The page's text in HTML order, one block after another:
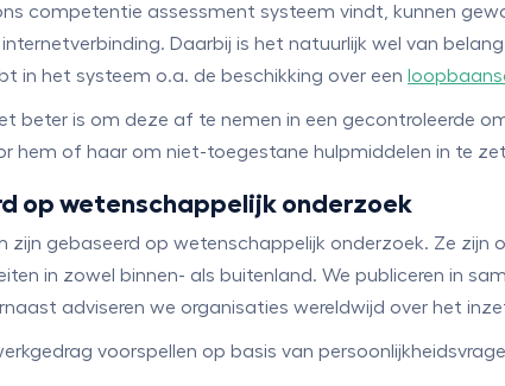
competentie assessment systeem vindt, kunnen
Daarbij is het natuurlijk wel van
in het systeem o.a. de beschikking over een
beter is om deze af te nemen in een gecontroleerde
hem of haar om niet-toegestane hulpmiddelen in te
op wetenschappelijk onderzoek
gebaseerd op wetenschappelijk onderzoek. Ze
in zowel binnen- als buitenland. We publiceren in
adviseren we organisaties wereldwijd over het
voorspellen op basis van